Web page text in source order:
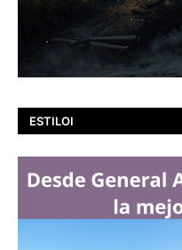
ESTILOI